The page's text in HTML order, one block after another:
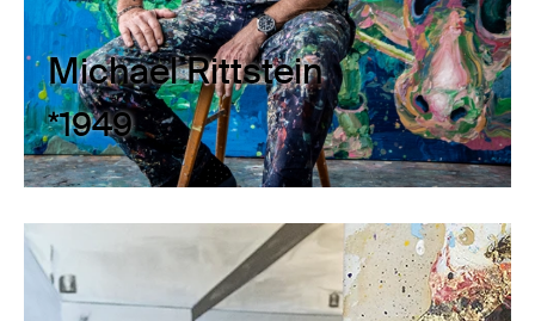
Michael Rittstein
*1949